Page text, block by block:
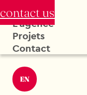
L'agence
Projets
Contact
EN
contact us